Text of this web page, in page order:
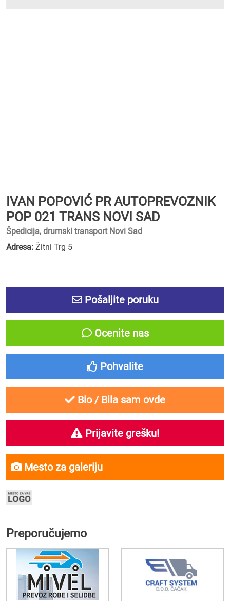
IVAN POPOVIĆ PR AUTOPREVOZNIK
POP 021 TRANS NOVI SAD
Špedicija, drumski transport Novi Sad
Adresa: Žitni Trg 5
Pošaljite poruku
Ocenite nas
Pohvalite
Bio / Bila sam ovde
Prijavite grešku!
Mesto za galeriju
Preporučujemo